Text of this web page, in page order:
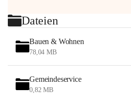
Dateien
Bauen & Wohnen
78,04 MB
Gemeindeservice
0,82 MB